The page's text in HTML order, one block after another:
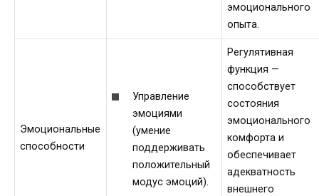
эмоционального
опыта.
Эмоциональные
способности
Управление
эмоциями
(умение
поддерживать
положительный
модус эмоций).
Регулятивная
функция —
способствует
состояния
эмоционального
комфорта и
обеспечивает
адекватность
внешнего